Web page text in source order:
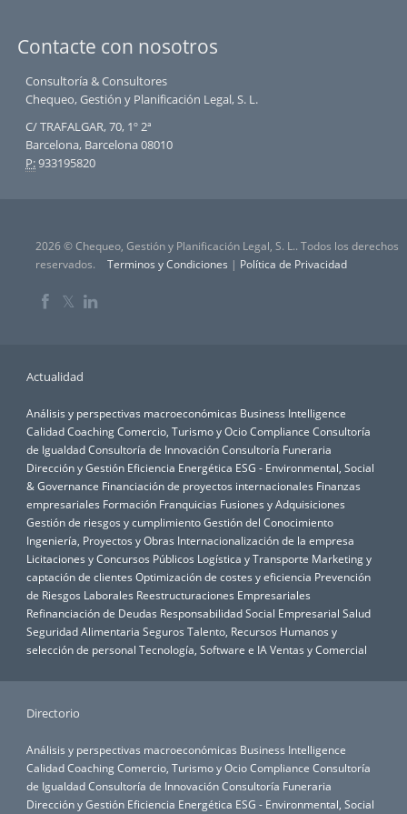
Contacte con nosotros
Consultoría & Consultores
Chequeo, Gestión y Planificación Legal, S. L.
C/ TRAFALGAR, 70, 1º 2ª
Barcelona, Barcelona 08010
P:933195820
2026 © Chequeo, Gestión y Planificación Legal, S. L.. Todos los derechos
reservados.
Terminos y Condiciones | Política de Privacidad
𝕏
Actualidad
Análisis y perspectivas macroeconómicas Business Intelligence
CalidadCoachingComercio, Turismo y OcioCompliance Consultoría
de IgualdadConsultoría de InnovaciónConsultoría Funeraria
Dirección y Gestión Eficiencia Energética ESG - Environmental, Social
& Governance Financiación de proyectos internacionales Finanzas
empresariales Formación Franquicias Fusiones y Adquisiciones
Gestión de riesgos y cumplimientoGestión del Conocimiento
Ingeniería, Proyectos y Obras Internacionalización de la empresa
Licitaciones y Concursos Públicos Logística y Transporte Marketing y
captación de clientes Optimización de costes y eficiencia Prevención
de Riesgos Laborales Reestructuraciones Empresariales
Refinanciación de Deudas Responsabilidad Social Empresarial Salud
Seguridad Alimentaria Seguros Talento, Recursos Humanos y
selección de personal Tecnología, Software e IAVentas y Comercial
Directorio
Análisis y perspectivas macroeconómicas Business Intelligence
CalidadCoachingComercio, Turismo y OcioCompliance Consultoría
de IgualdadConsultoría de InnovaciónConsultoría Funeraria
Dirección y Gestión Eficiencia Energética ESG - Environmental, Social